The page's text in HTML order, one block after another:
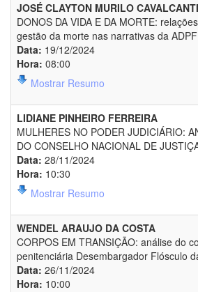
JOSÉ CLAYTON MURILO
DONOS DA VIDA E DA MORTE:
gestão da morte nas narrativas da
Data: 19/12/2024
Hora: 08:00
Mostrar Resumo
LIDIANE PINHEIRO FERREIRA
MULHERES NO PODER JUDICIÁRIO:
DO CONSELHO NACIONAL DE
Data: 28/11/2024
Hora: 10:30
Mostrar Resumo
WENDEL ARAUJO DA COSTA
CORPOS EM TRANSIÇÃO: análise do
penitenciária Desembargador Flósculo
Data: 26/11/2024
Hora: 10:00